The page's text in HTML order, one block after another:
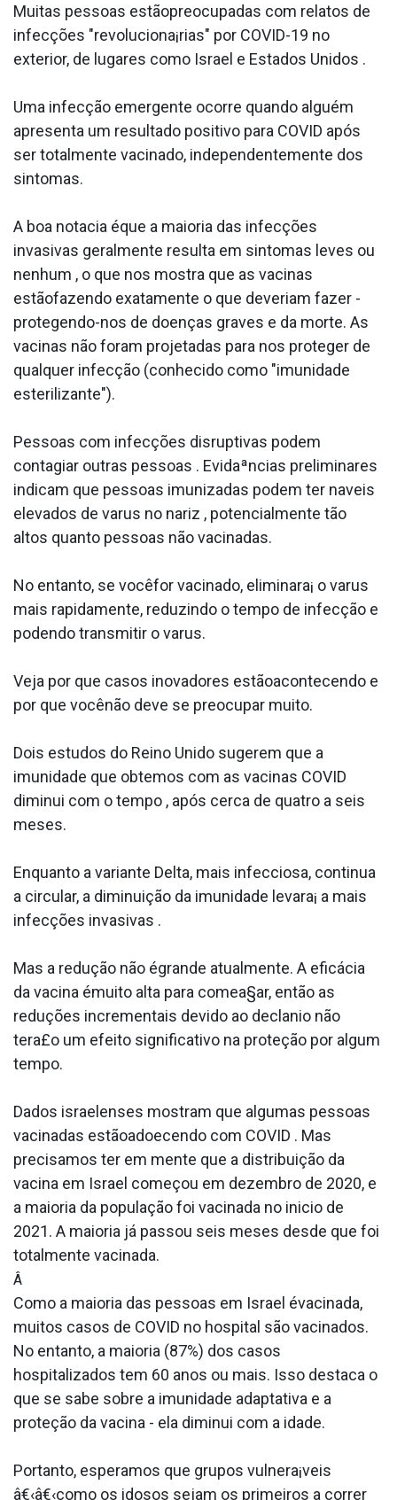
Muitas pessoas estãopreocupadas com relatos de
infecções "revoluciona¡rias" por COVID-19 no
exterior, de lugares como Israel e Estados Unidos .
Uma infecção emergente ocorre quando alguém
apresenta um resultado positivo para COVID após
ser totalmente vacinado, independentemente dos
sintomas.
A boa nota­cia éque a maioria das infecções
invasivas geralmente resulta em sintomas leves ou
nenhum , o que nos mostra que as vacinas
estãofazendo exatamente o que deveriam fazer -
protegendo-nos de doenças graves e da morte. As
vacinas não foram projetadas para nos proteger de
qualquer infecção (conhecido como "imunidade
esterilizante").
Pessoas com infecções disruptivas podem
contagiar outras pessoas . Evidaªncias preliminares
indicam que pessoas imunizadas podem ter na­veis
elevados de va­rus no nariz , potencialmente tão
altos quanto pessoas não vacinadas.
No entanto, se vocêfor vacinado, eliminara¡ o va­rus
mais rapidamente, reduzindo o tempo de infecção e
podendo transmitir o va­rus.
Veja por que casos inovadores estãoacontecendo e
por que vocênão deve se preocupar muito.
Dois estudos do Reino Unido sugerem que a
imunidade que obtemos com as vacinas COVID
diminui com o tempo , após cerca de quatro a seis
meses.
Enquanto a variante Delta, mais infecciosa, continua
a circular, a diminuição da imunidade levara¡ a mais
infecções invasivas .
Mas a redução não égrande atualmente. A eficácia
da vacina émuito alta para comea§ar, então as
reduções incrementais devido ao decla­nio não
tera£o um efeito significativo na proteção por algum
tempo.
Dados israelenses mostram que algumas pessoas
vacinadas estãoadoecendo com COVID . Mas
precisamos ter em mente que a distribuição da
vacina em Israel começou em dezembro de 2020, e
a maioria da população foi vacinada no ini­cio de
2021. A maioria já passou seis meses desde que foi
totalmente vacinada.
Â
Como a maioria das pessoas em Israel évacinada,
muitos casos de COVID no hospital são vacinados.
No entanto, a maioria (87%) dos casos
hospitalizados tem 60 anos ou mais. Isso destaca o
que se sabe sobre a imunidade adaptativa e a
proteção da vacina - ela diminui com a idade.
Portanto, esperamos que grupos vulnera¡veis
â€‹â€‹como os idosos sejam os primeiros a correr